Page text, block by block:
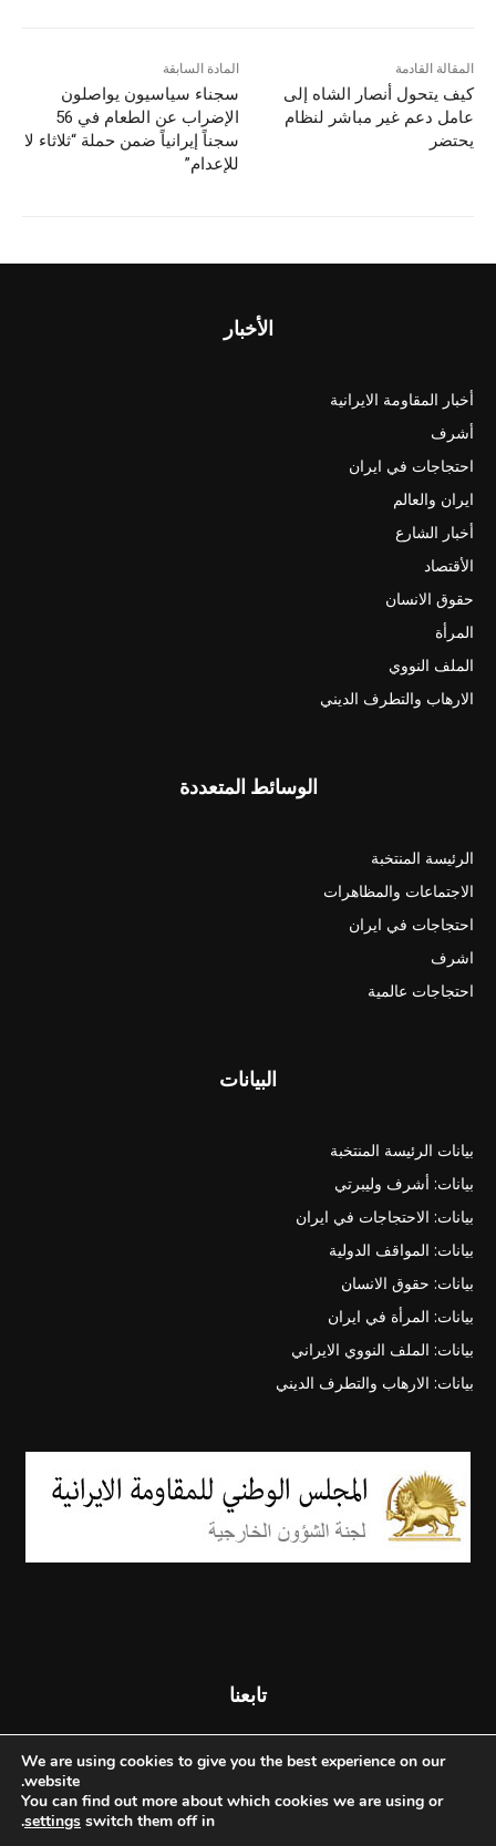
المادة السابقة
سجناء سياسيون يواصلون
الإضراب عن الطعام في 56
سجناً إيرانياً ضمن حملة “ثلاثاء لا
للإعدام”
المقالة القادمة
كيف يتحول أنصار الشاه إلى
عامل دعم غير مباشر لنظام
يحتضر
الأخبار
أخبار المقاومة الايرانية
أشرف
احتجاجات في ايران
ايران والعالم
أخبار الشارع
الأقتصاد
حقوق الانسان
المرأة
الملف النووي
الارهاب والتطرف الديني
الوسائط المتعددة
الرئيسة المنتخبة
الاجتماعات والمظاهرات
احتجاجات في ايران
اشرف
احتجاجات عالمية
البيانات
بيانات الرئيسة المنتخبة
بيانات: أشرف وليبرتي
بيانات: الاحتجاجات في ايران
بيانات: المواقف الدولية
بيانات: حقوق الانسان
بيانات: المرأة في ايران
بيانات: الملف النووي الايراني
بيانات: الارهاب والتطرف الديني
تابعنا
We are using cookies to give you the best experience on our
website.
You can find out more about which cookies we are using or
switch them off in
settings
.